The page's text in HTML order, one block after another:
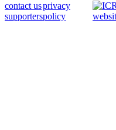
contact us
supporters
privacy
policy